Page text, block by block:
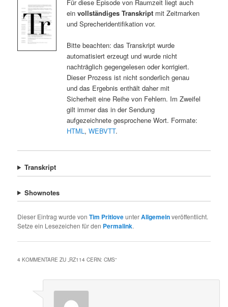
Für diese Episode von Raumzeit liegt auch
ein vollständiges Transkriptmit Zeitmarken
und Sprecheridentifikation vor.
Bitte beachten: das Transkript wurde
automatisiert erzeugt und wurde nicht
nachträglich gegengelesen oder korrigiert.
Dieser Prozess ist nicht sonderlich genau
und das Ergebnis enthält daher mit
Sicherheit eine Reihe von Fehlern. Im Zweifel
gilt immer das in der Sendung
aufgezeichnete gesprochene Wort. Formate:
HTML, WEBVTT.
Transkript
Shownotes
Dieser Eintrag wurde vonTim PritloveunterAllgemeinveröffentlicht.
Setze ein Lesezeichen für den Permalink.
4 KOMMENTARE ZU „ RZ114 CERN: CMS“